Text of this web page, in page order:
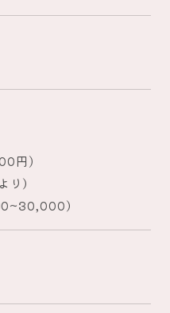
円)
り）
）